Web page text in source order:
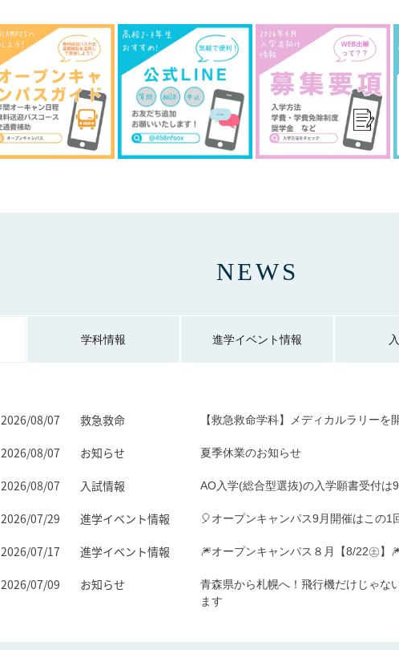
NEWS
学科情報 進学イベント情報
2026/08/07 救急救命 【救急救命学科】メディカルラリーを
2026/08/07 お知らせ 夏季休業のお知らせ
2026/08/07 入試情報 AO入学(総合型選抜)の入学願書受付は
2026/07/29 進学イベント情報 🎈オープンキャンパス9月開催はこの1
2026/07/17 進学イベント情報 🎆オープンキャンパス８月【8/22㊏】
2026/07/09 お知らせ
青森県から札幌へ！飛行機だけじゃな
ます